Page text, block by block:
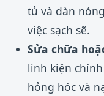
tủ và dàn
việc sạch sẽ.
Sửa chữa
linh kiện
hỏng hóc và